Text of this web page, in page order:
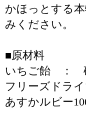
かほっとする
みください。
■原材料
いちご飴 ： 砂
フリーズドラ
あすかルビー